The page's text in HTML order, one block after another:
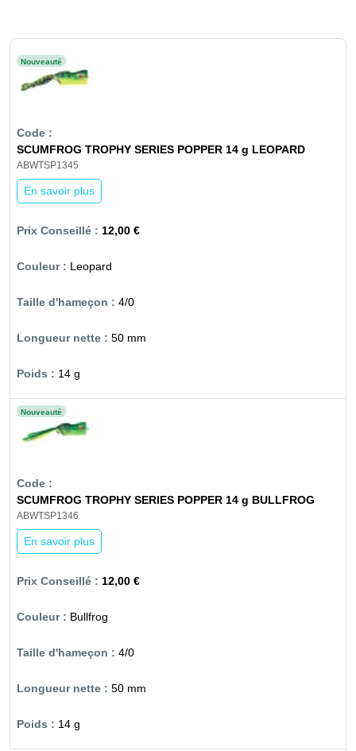
Nouveauté
SCUMFROG TROPHY SERIES POPPER 14 g LEOPARD
ABWTSP1345
En savoir plus
12,00 €
Leopard
4/0
50 mm
14 g
Nouveauté
SCUMFROG TROPHY SERIES POPPER 14 g BULLFROG
ABWTSP1346
En savoir plus
12,00 €
Bullfrog
4/0
50 mm
14 g